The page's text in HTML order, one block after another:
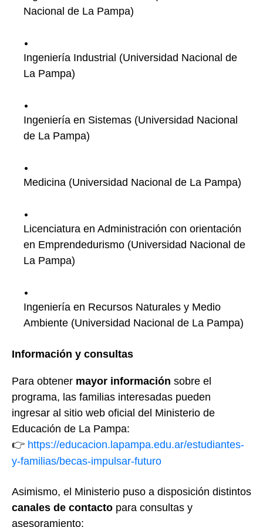
Nacional de La Pampa)
Ingeniería Industrial (Universidad Nacional de
La Pampa)
Ingeniería en Sistemas (Universidad Nacional
de La Pampa)
Medicina (Universidad Nacional de La Pampa)
Licenciatura en Administración con orientación
en Emprendedurismo (Universidad Nacional de
La Pampa)
Ingeniería en Recursos Naturales y Medio
Ambiente (Universidad Nacional de La Pampa)
Información y consultas
Para obtener mayor información sobre el
programa, las familias interesadas pueden
ingresar al sitio web oficial del Ministerio de
Educación de La Pampa:
👉 https://educacion.lapampa.edu.ar/estudiantes-
y-familias/becas-impulsar-futuro
Asimismo, el Ministerio puso a disposición distintos
canales de contacto para consultas y
asesoramiento: